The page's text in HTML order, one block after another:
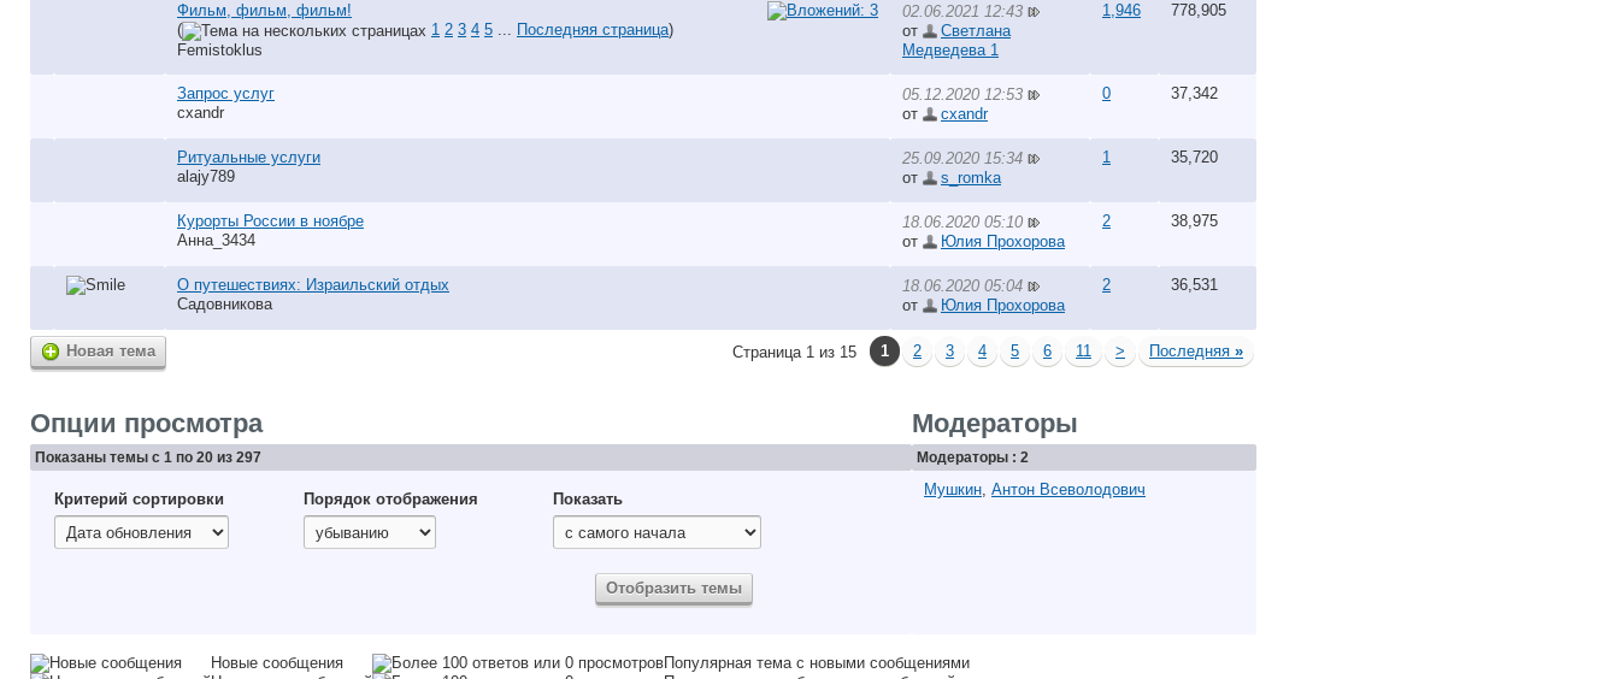
Фильм, фильм, фильм!
(
1 2 3 4 5 ... Последняя страница)
Femistoklus
02.06.2021 12:43
от
Светлана
Медведева 1
1,946 778,905
Запрос услуг
cxandr
05.12.2020 12:53
от
cxandr
0 37,342
Ритуальные услуги
alajy789
25.09.2020 15:34
от
s_romka
1 35,720
Курорты России в ноябре
Анна_3434
18.06.2020 05:10
от
Юлия Прохорова
2 38,975
О путешествиях: Израильский отдых
Садовникова
18.06.2020 05:04
от
Юлия Прохорова
2 36,531
Новая тема Страница 1 из 15 1 2 3 4 5 6 11 > Последняя »
Опции просмотра Модераторы
Показаны темы с 1 по 20 из 297 Модераторы : 2
Критерий сортировки Порядок отображения Показать
Мушкин, Антон Всеволодович
Новые сообщения
Популярная тема с новыми сообщениями